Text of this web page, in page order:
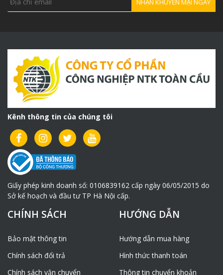
Kênh thông tin của chúng tôi
Giấy phép kinh doanh số: 0106839162 cấp ngày 06/05/2015 do
Sở kế hoạch và đầu tư TP Hà Nội cấp.
CHÍNH SÁCH
Bảo mật thông tin
Chính sách đổi trả
Chính sách vận chuyển
HƯỚNG DẪN
Hướng dẫn mua hàng
Hình thức thanh toán
Thông tin chuyển khoản